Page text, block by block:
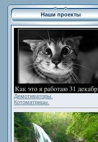
Наши проекты
Демотиваторы.
Котоматрицы.